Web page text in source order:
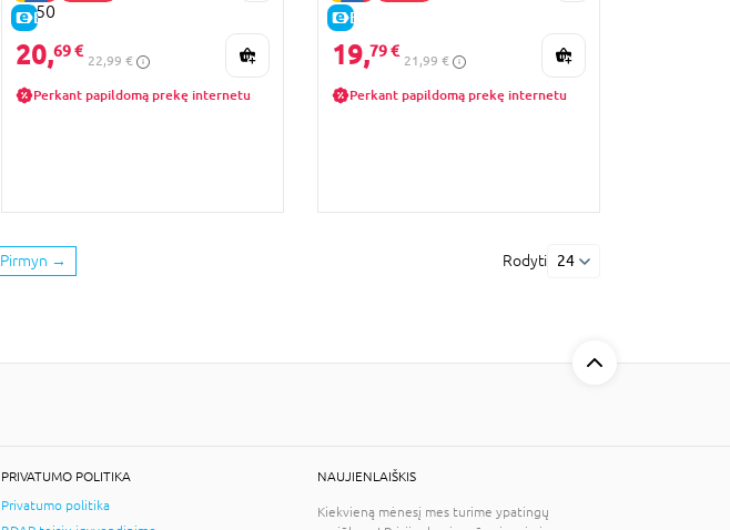
E-KAINA
1550
20,69 €
22,99 €
Perkant papildomą prekę internetu
E-KAINA
19,79 €
21,99 €
Perkant papildomą prekę internetu
Pirmyn → Rodyti 24
PRIVATUMO POLITIKA
Privatumo politika
NAUJIENLAIŠKIS
Kiekvieną mėnesį mes turime ypatingų